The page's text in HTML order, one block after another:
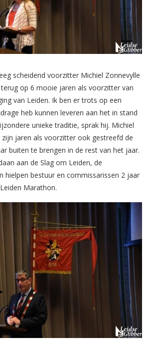
scheidend voorzitter Michiel Zonnevylle
op 6 mooie jaren als voorzitter van
van Leiden. Ik ben er trots op een
heb kunnen leveren aan het in stand
unieke traditie, sprak hij. Michiel
jaren als voorzitter ook gestreefd de
buiten te brengen in de rest van het jaar.
aan de Slag om Leiden, de
hielpen bestuur en commissarissen 2 jaar
Marathon.